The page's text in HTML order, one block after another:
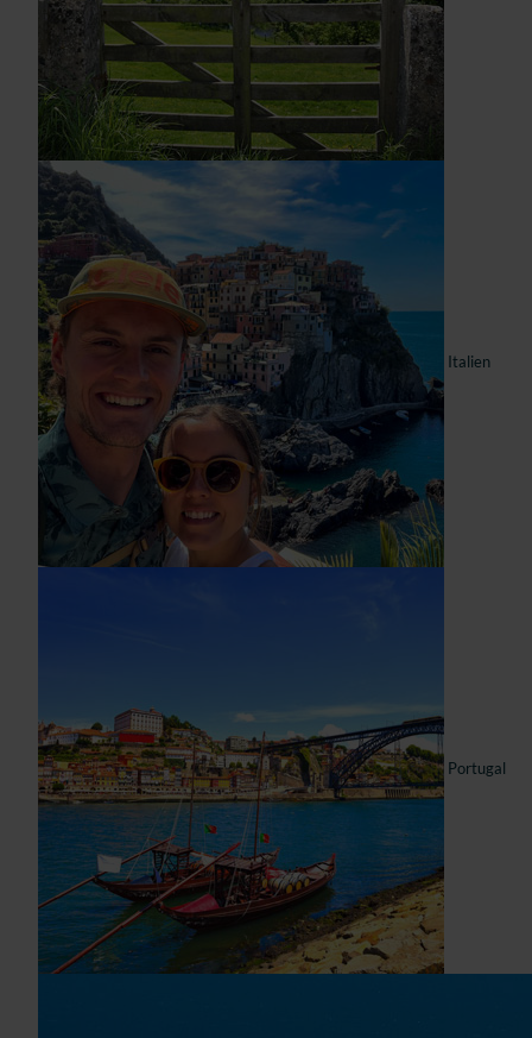
Italien
Portugal